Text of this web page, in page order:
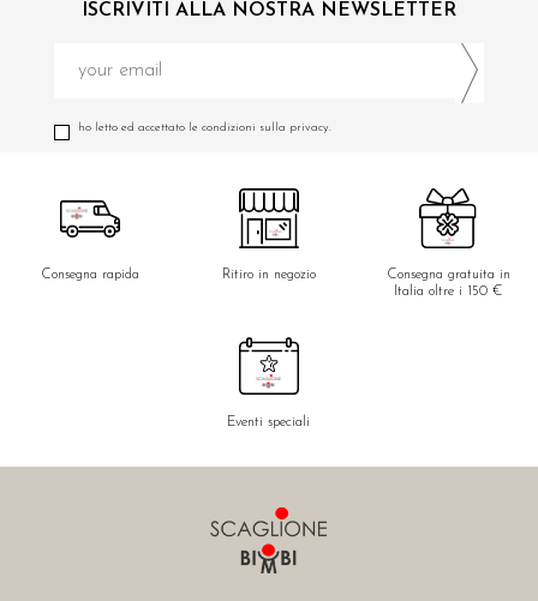
ISCRIVITI ALLA NOSTRA NEWSLETTER
ho letto ed accettato le condizioni sulla privacy.
Consegna rapida Ritiro in negozio
Consegna gratuita in
Italia oltre i 150 €
Eventi speciali